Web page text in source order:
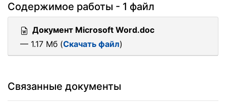
Содержимое работы - 1 файл
Документ Microsoft Word.doc
— 1.17 Мб (Скачать файл)
Связанные документы